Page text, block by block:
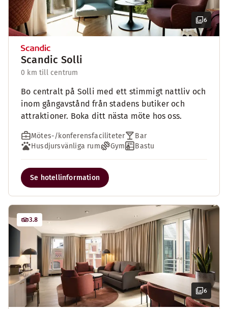
6
Scandic Solli
0 km till centrum
Bo centralt på Solli med ett stimmigt nattliv och
inom gångavstånd från stadens butiker och
attraktioner. Boka ditt nästa möte hos oss.
Mötes-/konferensfaciliteter
Bar
Husdjursvänliga rum
Gym Bastu
Se hotellinformation
6
3.8